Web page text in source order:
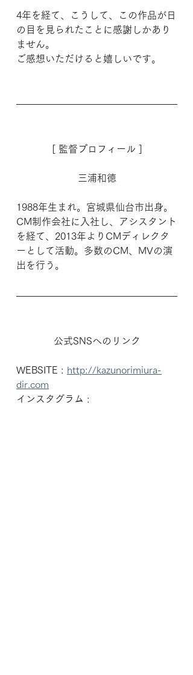
4年を経て、こうして、この作品が日
の目を見られたことに感謝しかあり
ません。
ご感想いただけると嬉しいです。
[ 監督プロフィール ]
三浦和徳
1988年生まれ。宮城県仙台市出身。
CM制作会社に入社し、アシスタント
を経て、2013年よりCMディレクタ
ーとして活動。多数のCM、MVの演
出を行う。
公式SNSへのリンク
WEBSITE : http://kazunorimiura-
dir.com
インスタグラム :